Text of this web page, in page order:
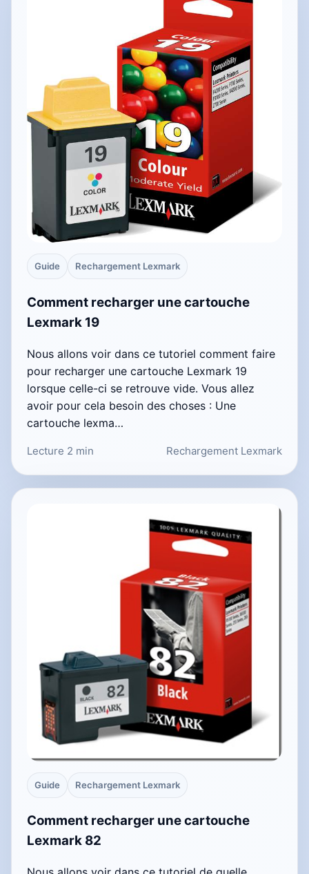
Guide Rechargement Lexmark
Comment recharger une cartouche
Lexmark 19
Nous allons voir dans ce tutoriel comment faire
pour recharger une cartouche Lexmark 19
lorsque celle-ci se retrouve vide. Vous allez
avoir pour cela besoin des choses : Une
cartouche lexma…
Lecture 2 min Rechargement Lexmark
Guide Rechargement Lexmark
Comment recharger une cartouche
Lexmark 82